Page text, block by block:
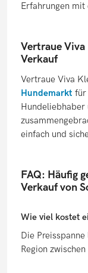
Erfahrungen mit
Vertraue Viva
Verkauf
Vertraue Viva
Hundemarkt für
Hundeliebhaber
einfach und
FAQ: Häufig
Verkauf von
Wie viel kostet
Die
Region